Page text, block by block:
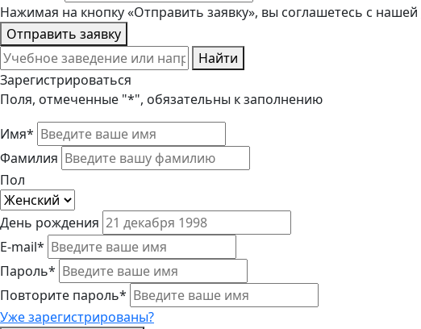
Нажимая на кнопку «Отправить заявку», вы соглашетесь с нашей
Отправить заявку
Найти
Зарегистрироваться
Поля, отмеченные "*", обязательны к заполнению
Имя*
Фамилия
Пол
День рождения
E-mail*
Пароль*
Повторите пароль*
Уже зарегистрированы?